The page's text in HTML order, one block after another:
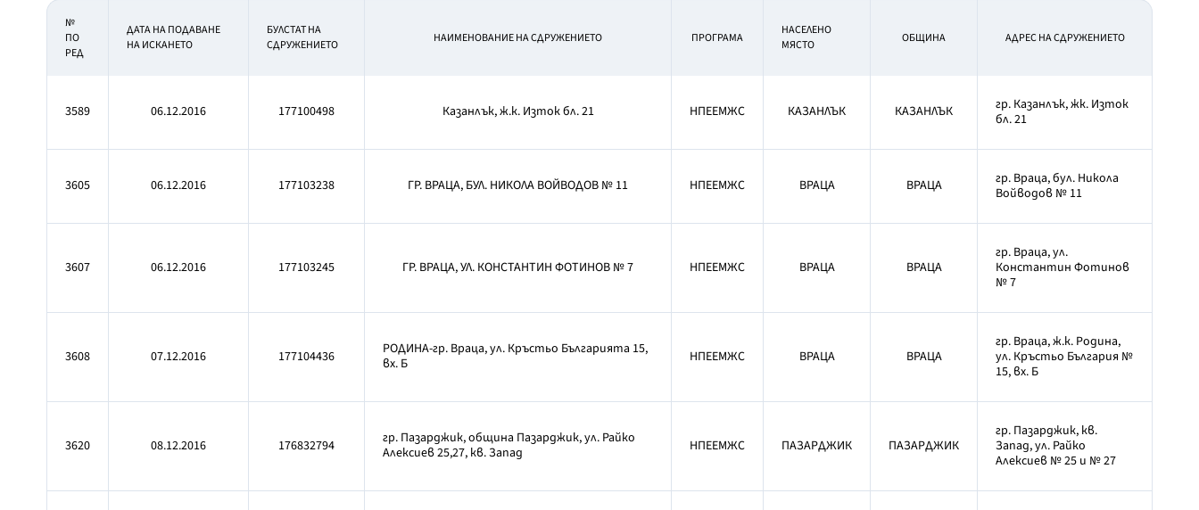
№
ПО
РЕД
ДАТА НА ПОДАВАНЕ
НА ИСКАНЕТО
БУЛСТАТ НА
СДРУЖЕНИЕТО
НАИМЕНОВАНИЕ НА СДРУЖЕНИЕТО ПРОГРАМА
НАСЕЛЕНО
МЯСТО
OБЩИНА АДРЕС НА СДРУЖЕНИЕТО
3589 06.12.2016 177100498 Казанлък, ж.к. Изток бл. 21 НПЕЕМЖС КАЗАНЛЪК КАЗАНЛЪК
гр. Казанлък, жк. Изток
бл. 21
3605 06.12.2016 177103238 ГР. ВРАЦА, БУЛ. НИКОЛА ВОЙВОДОВ № 11 НПЕЕМЖС ВРАЦА ВРАЦА
гр. Враца, бул. Никола
Войводов № 11
3607 06.12.2016 177103245 ГР. ВРАЦА, УЛ. КОНСТАНТИН ФОТИНОВ № 7 НПЕЕМЖС ВРАЦА ВРАЦА
гр. Враца, ул.
Константин Фотинов
№ 7
3608 07.12.2016 177104436
РОДИНА-гр. Враца, ул. Кръстьо Българията 15,
вх. Б
НПЕЕМЖС ВРАЦА ВРАЦА
гр. Враца, ж.к. Родина,
ул. Кръстьо България №
15, вх. Б
3620 08.12.2016 176832794
гр. Пазарджик, община Пазарджик, ул. Райко
Алексиев 25,27, кв. Запад
НПЕЕМЖС ПАЗАРДЖИК ПАЗАРДЖИК
гр. Пазарджик, кв.
Запад, ул. Райко
Алексиев № 25 и № 27